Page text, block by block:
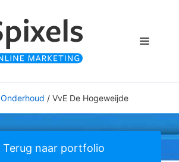
Menu
Onderhoud / VvE De Hogeweijde
Terug naar portfolio